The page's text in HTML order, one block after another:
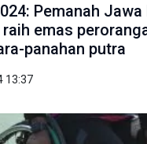
Pemanah Jawa
emas
panahan putra
13:37